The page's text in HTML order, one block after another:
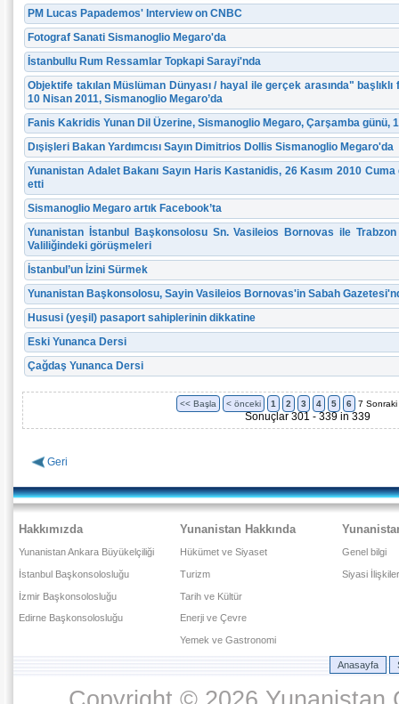
PM Lucas Papademos' Interview on CNBC
Fotograf Sanati Sismanoglio Megaro'da
İstanbullu Rum Ressamlar Topkapi Sarayi'nda
Objektife takılan Müslüman Dünyası / hayal ile gerçek arasında"
10 Nisan 2011, Sismanoglio Megaro’da
Fanis Kakridis Yunan Dil Üzerine, Sismanoglio Megaro, Çarşamba günü,
Dışişleri Bakan Yardımcısı Sayın Dimitrios Dollis Sismanoglio Megaro'da
Yunanistan Adalet Bakanı Sayın Haris Kastanidis, 26 Kasım 2010
etti
Sismanoglio Megaro artık Facebook’ta
Yunanistan İstanbul Başkonsolosu Sn. Vasileios Bornovas ile Trabzon
Valiliğindeki görüşmeleri
İstanbul’un İzini Sürmek
Yunanistan Başkonsolosu, Sayin Vasileios Bornovas'in Sabah
Hususi (yeşil) pasaport sahiplerinin dikkatine
Eski Yunanca Dersi
Çağdaş Yunanca Dersi
<< Başla < önceki 1 2 3 4 5 6 7 Sonraki
Sonuçlar 301 - 339 in 339
Geri
Hakkımızda
Yunanistan Ankara Büyükelçiliği
İstanbul Başkonsolosluğu
İzmir Başkonsolosluğu
Edirne Başkonsolosluğu
Yunanistan Hakkında
Hükümet ve Siyaset
Turizm
Tarih ve Kültür
Enerji ve Çevre
Yemek ve Gastronomi
Genel bilgi
Siyasi İlişkiler
Anasayfa